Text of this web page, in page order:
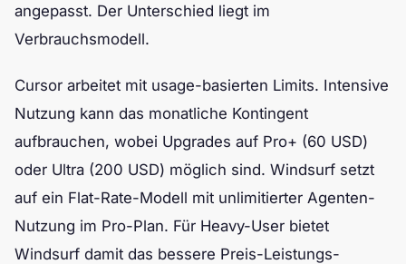
angepasst. Der Unterschied liegt im
Verbrauchsmodell.
Cursor arbeitet mit usage-basierten Limits. Intensive
Nutzung kann das monatliche Kontingent
aufbrauchen, wobei Upgrades auf Pro+ (60 USD)
oder Ultra (200 USD) möglich sind. Windsurf setzt
auf ein Flat-Rate-Modell mit unlimitierter Agenten-
Nutzung im Pro-Plan. Für Heavy-User bietet
Windsurf damit das bessere Preis-Leistungs-